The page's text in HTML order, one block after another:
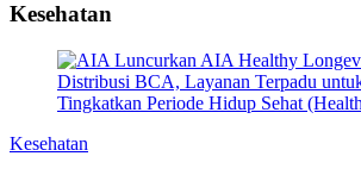
Kesehatan
Kesehatan